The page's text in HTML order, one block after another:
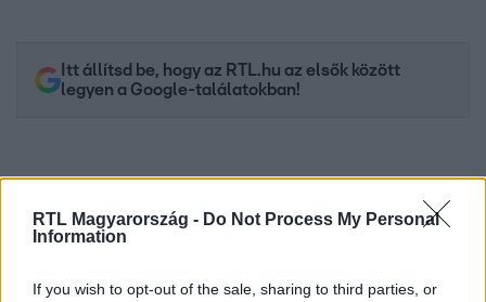
RTL Magyarország - Do Not Process My Personal
Information
If you wish to opt-out of the sale, sharing to third parties, or
Itt állítsd be, hogy az RTL.hu az elsők között
legyen a Google-találatokban!